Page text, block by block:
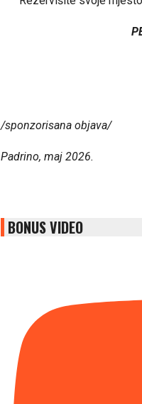
/sponzorisana objava/
Padrino, maj 2026.
BONUS VIDEO